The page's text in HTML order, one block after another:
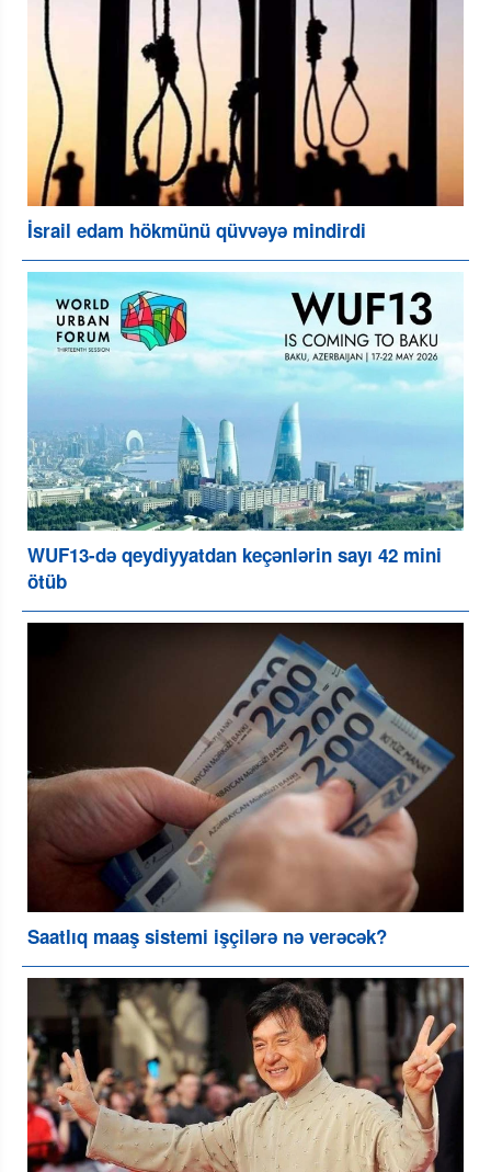
İsrail edam hökmünü qüvvəyə mindirdi
WUF13-də qeydiyyatdan keçənlərin sayı 42 mini
ötüb
Saatlıq maaş sistemi işçilərə nə verəcək?